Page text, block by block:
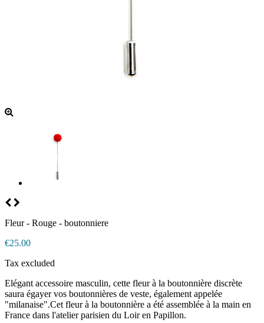
Fleur - Rouge - boutonniere
€25.00
Tax excluded
Elégant accessoire masculin, cette fleur à la boutonnière discrète
saura égayer vos boutonnières de veste, également appelée
"milanaise".Cet fleur à la boutonnière a été assemblée à la main en
France dans l'atelier parisien du Loir en Papillon.